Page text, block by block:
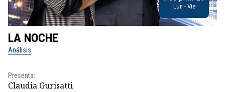
Lun - Vie
LA NOCHE
Análisis
Presenta:
Claudia Gurisatti